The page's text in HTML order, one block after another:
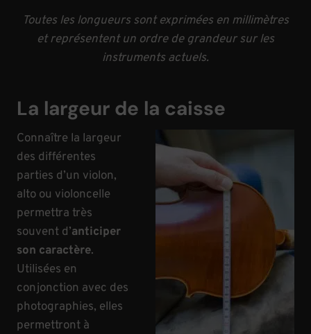
Toutes les longueurs sont exprimées en millimètres
et représentent un ordre de grandeur sur les
instruments actuels.
La largeur de la caisse
Connaître la largeur
des différentes
parties d’un violon,
alto ou violoncelle
permettra très
souvent d’anticiper
son caractère.
Utilisées en
conjonction avec des
photographies, elles
permettront à